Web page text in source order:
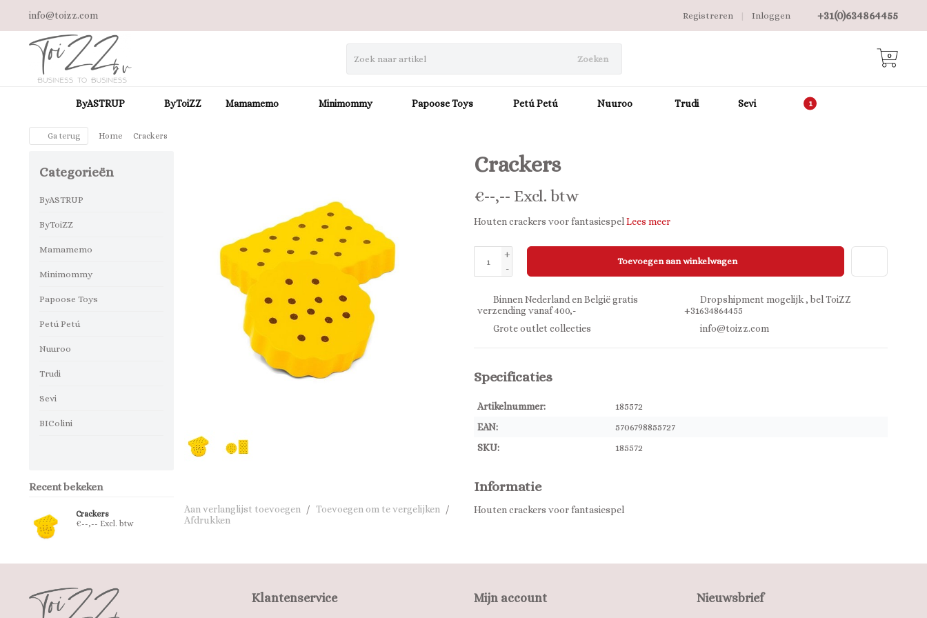
info@toizz.com +31(0)634864455
Inloggen
|
Registreren
Zoeken 0
ByASTRUP ByToiZZ Mamamemo Minimommy Papoose Toys Petú Petú Nuuroo Trudi Sevi
Ga terug Home Crackers
Categorieën
ByASTRUP
ByToiZZ
Mamamemo
Minimommy
Papoose Toys
Petú Petú
Nuuroo
Trudi
Sevi
BIColini
Recent bekeken
Crackers
€--,-- Excl. btw
Aan verlanglijst toevoegen / Toevoegen om te vergelijken
/
Afdrukken
Crackers
€--,-- Excl. btw
Houten crackers voor fantasiespel Lees meer
+
-
Toevoegen aan winkelwagen
Binnen Nederland en België gratis
verzending vanaf 400,-
Dropshipment mogelijk , bel ToiZZ
+31634864455
Grote outlet collecties
info@toizz.com
Specificaties
Artikelnummer:
185572
EAN:
5706798855727
SKU:
185572
Informatie
Houten crackers voor fantasiespel
Klantenservice Mijn account Nieuwsbrief